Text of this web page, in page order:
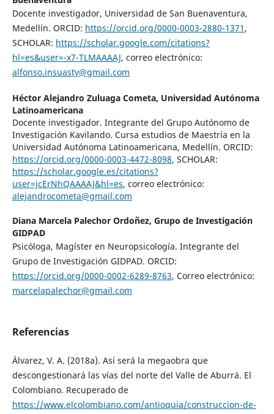
Docente investigador, Universidad de San Buenaventura,
Medellín. ORCID: https://orcid.org/0000-0003-2880-1371 ,
SCHOLAR: https://scholar.google.com/citations?
hl=es&user=-x7-TLMAAAAJ, correo electrónico:
alfonso.insuasty@gmail.com
Héctor Alejandro Zuluaga Cometa, Universidad Autónoma
Latinoamericana
Docente investigador. Integrante del Grupo Autónomo de
Investigación Kavilando. Cursa estudios de Maestría en la
Universidad Autónoma Latinoamericana, Medellín. ORCID:
https://orcid.org/0000-0003-4472-8098, SCHOLAR:
https://scholar.google.es/citations?
user=jcErNhQAAAAJ&hl=es, correo electrónico:
alejandrocometa@gmail.com
Diana Marcela Palechor Ordoñez, Grupo de Investigación
GIDPAD
Psicóloga, Magíster en Neuropsicología. Integrante del
Grupo de Investigación GIDPAD. ORCID:
https://orcid.org/0000-0002-6289-8763, Correo electrónico:
marcelapalechor@gmail.com
Referencias
Álvarez, V. A. (2018a). Así será la megaobra que
descongestionará las vías del norte del Valle de Aburrá. El
Colombiano. Recuperado de
https://www.elcolombiano.com/antioquia/construccion-de-